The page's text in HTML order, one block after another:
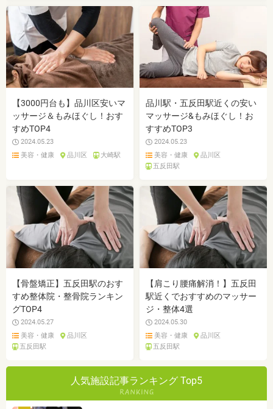
【3000円台も】品川区安いマ
ッサージ＆もみほぐし！おす
すめTOP4
2024.05.23
美容・健康
品川区 大崎駅
品川駅・五反田駅近くの安い
マッサージ&もみほぐし！お
すすめTOP3
2024.05.23
美容・健康
品川区
五反田駅
【骨盤矯正】五反田駅のおす
すめ整体院・整骨院ランキン
グTOP4
2024.05.27
美容・健康
品川区
五反田駅
【肩こり腰痛解消！】五反田
駅近くでおすすめのマッサー
ジ・整体4選
2024.05.30
美容・健康
品川区
五反田駅
人気施設記事ランキング Top5